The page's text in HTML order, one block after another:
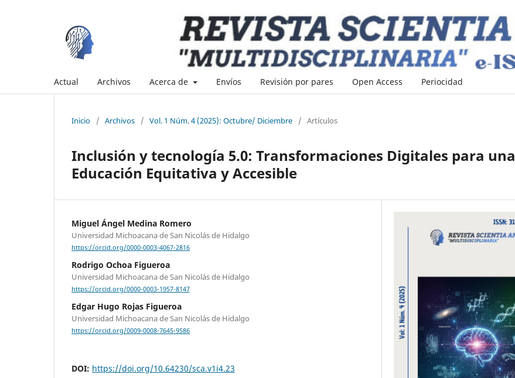
Actual Archivos Acerca de Envíos Revisión por pares Open Access Periocidad
Inicio / Archivos / Vol. 1 Núm. 4 (2025): Octubre/ Diciembre / Artículos
Inclusión y tecnología 5.0: Transformaciones Digitales para una
Educación Equitativa y Accesible
Miguel Ángel Medina Romero
Universidad Michoacana de San Nicolás de Hidalgo
https://orcid.org/0000-0003-4067-2816
Rodrigo Ochoa Figueroa
Universidad Michoacana de San Nicolás de Hidalgo
https://orcid.org/0000-0003-1957-8147
Edgar Hugo Rojas Figueroa
Universidad Michoacana de San Nicolás de Hidalgo
https://orcid.org/0009-0008-7645-9586
DOI: https://doi.org/10.64230/sca.v1i4.23